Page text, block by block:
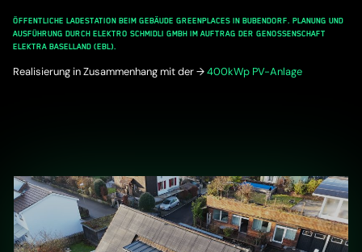
ÖFFENTLICHE LADESTATION BEIM GEBÄUDE GREENPLACES IN BUBENDORF. PLANUNG UND
AUSFÜHRUNG DURCH ELEKTRO SCHMIDLI GMBH IM AUFTRAG DER GENOSSENSCHAFT
ELEKTRA BASELLAND (EBL).
Realisierung in Zusammenhang mit der →400kWp PV-Anlage